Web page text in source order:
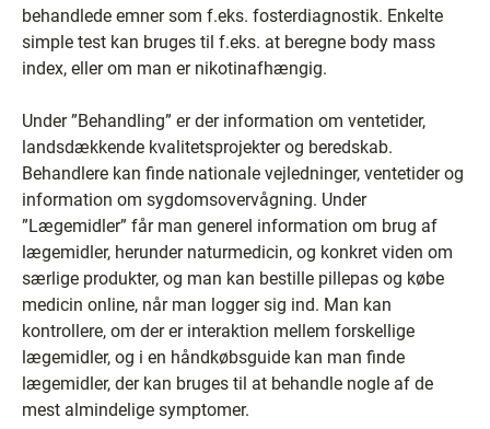
behandlede emner som f.eks. fosterdiagnostik. Enkelte
simple test kan bruges til f.eks. at beregne body mass
index, eller om man er nikotinafhængig.
Under ”Behandling” er der information om ventetider,
landsdækkende kvalitetsprojekter og beredskab.
Behandlere kan finde nationale vejledninger, ventetider og
information om sygdomsovervågning. Under
”Lægemidler” får man generel information om brug af
lægemidler, herunder naturmedicin, og konkret viden om
særlige produkter, og man kan bestille pillepas og købe
medicin online, når man logger sig ind. Man kan
kontrollere, om der er interaktion mellem forskellige
lægemidler, og i en håndkøbsguide kan man finde
lægemidler, der kan bruges til at behandle nogle af de
mest almindelige symptomer.